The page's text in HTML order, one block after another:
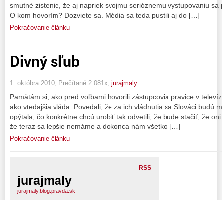
smutné zistenie, že aj napriek svojmu serióznemu vystupovaniu
O kom hovorím? Dozviete sa. Média sa teda pustili aj do […]
Pokračovanie článku
Divný sľub
1. októbra 2010, Prečítané 2 081x, jurajmaly
Pamätám si, ako pred voľbami hovorili zástupcovia pravice v
ako vtedajšia vláda. Povedali, že za ich vládnutia sa Slováci budú
opýtala, čo konkrétne chcú urobiť tak odvetili, že bude stačiť, že
že teraz sa lepšie nemáme a dokonca nám všetko […]
Pokračovanie článku
RSS
jurajmaly
jurajmaly.blog.pravda.sk